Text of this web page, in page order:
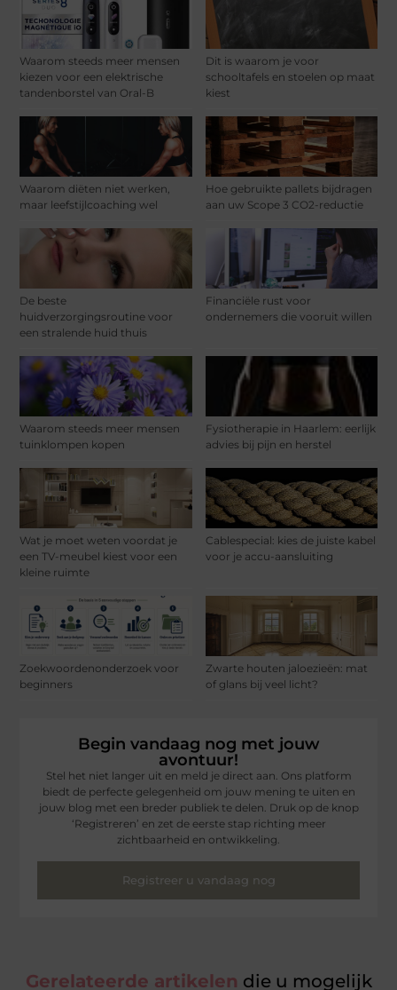
Waarom steeds meer mensen
kiezen voor een elektrische
tandenborstel van Oral-B
Dit is waarom je voor
schooltafels en stoelen op maat
kiest
Waarom diëten niet werken,
maar leefstijlcoaching wel
Hoe gebruikte pallets bijdragen
aan uw Scope 3 CO2-reductie
De beste
huidverzorgingsroutine voor
een stralende huid thuis
Financiële rust voor
ondernemers die vooruit willen
Waarom steeds meer mensen
tuinklompen kopen
Fysiotherapie in Haarlem: eerlijk
advies bij pijn en herstel
Wat je moet weten voordat je
een TV-meubel kiest voor een
kleine ruimte
Cablespecial: kies de juiste kabel
voor je accu-aansluiting
Zoekwoordenonderzoek voor
beginners
Zwarte houten jaloezieën: mat
of glans bij veel licht?
Begin vandaag nog met jouw
avontuur!
Stel het niet langer uit en meld je direct aan. Ons platform
biedt de perfecte gelegenheid om jouw mening te uiten en
jouw blog met een breder publiek te delen. Druk op de knop
‘Registreren’ en zet de eerste stap richting meer
zichtbaarheid en ontwikkeling.
Registreer u vandaag nog
Gerelateerde artikelen die u mogelijk